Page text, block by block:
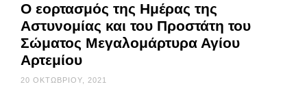
Ο εορτασμός της Ημέρας της
Αστυνομίας και του Προστάτη του
Σώματος Μεγαλομάρτυρα Αγίου
Αρτεμίου
20 ΟΚΤΩΒΡΊΟΥ, 2021